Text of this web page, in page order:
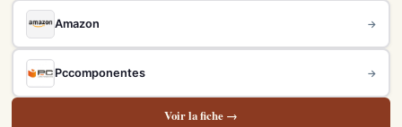
Amazon →
Pccomponentes →
Voir la fiche →